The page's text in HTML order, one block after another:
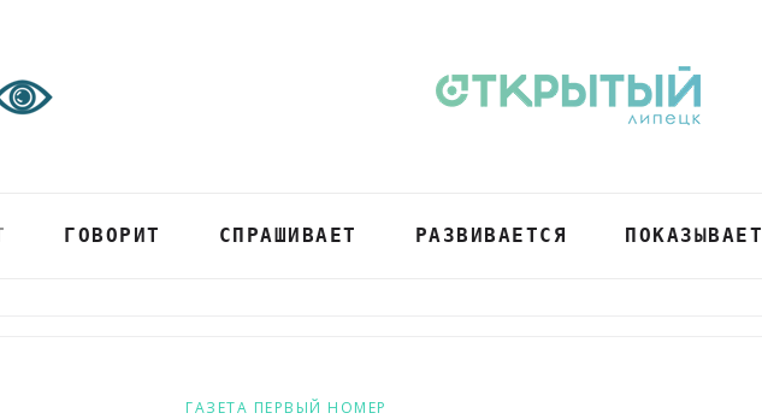
ГОВОРИТ СПРАШИВАЕТ РАЗВИВАЕТСЯ ПОКАЗЫВАЕТ
ГАЗЕТА ПЕРВЫЙ НОМЕР